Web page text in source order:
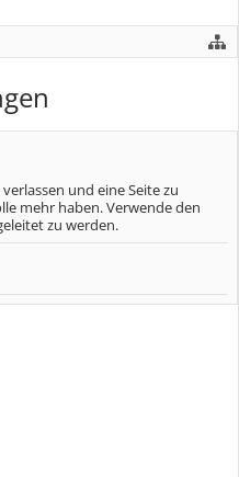
und eine Seite zu
mehr haben. Verwende den
zu werden.